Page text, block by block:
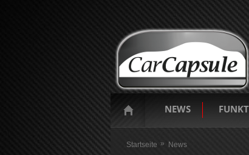
NEWS
Sie sind hier
Startseite News